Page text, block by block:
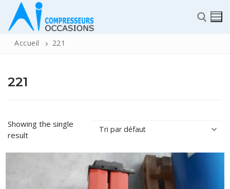
ACCUEIL
Pièces détachées
Accueil 221
221
Showing the single
result